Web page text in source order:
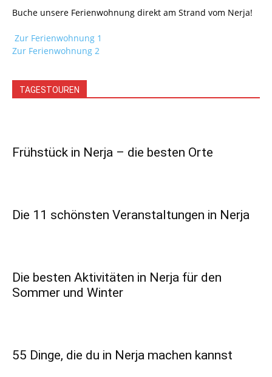
Buche unsere Ferienwohnung direkt am Strand vom Nerja!
Zur Ferienwohnung 1
Zur Ferienwohnung 2
TAGESTOUREN
Frühstück in Nerja – die besten Orte
Die 11 schönsten Veranstaltungen in Nerja
Die besten Aktivitäten in Nerja für den
Sommer und Winter
55 Dinge, die du in Nerja machen kannst